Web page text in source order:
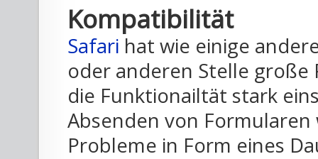
Kompatibilität
Safari hat wie einige
oder anderen Stelle große
die Funktionailtät stark
Absenden von
Probleme in Form eines